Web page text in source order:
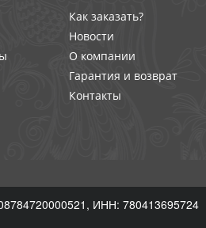
Как заказать?
Новости
О компании
Гарантия и возврат
Контакты
ИНН: 780413695724